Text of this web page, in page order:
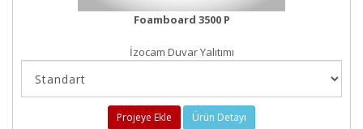
Foamboard 3500 P
İzocam Duvar Yalıtımı
Projeye Ekle Ürün Detayı